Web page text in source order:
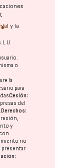
y la
o
la
para
Cesión:
del
Derechos:
y
no
presentar